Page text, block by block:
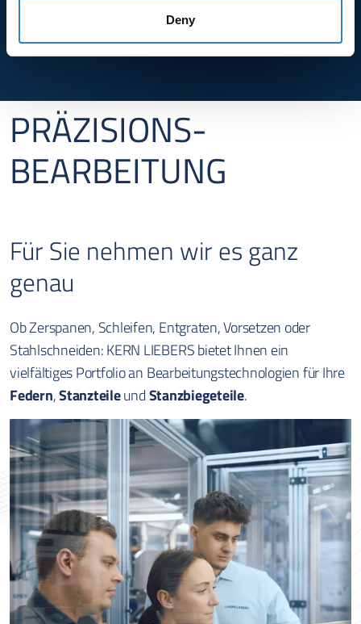
Deny
PRÄZISIONS­
BEARBEITUNG
Für Sie nehmen wir es ganz
genau
Ob Zerspanen, Schleifen, Entgraten, Vorsetzen oder
Stahlschneiden:KERN LIEBERSbietet Ihnen ein
vielfältiges Portfolio an Bearbeitungstechnologien für Ihre
Federn,StanzteileundStanzbiegeteile.